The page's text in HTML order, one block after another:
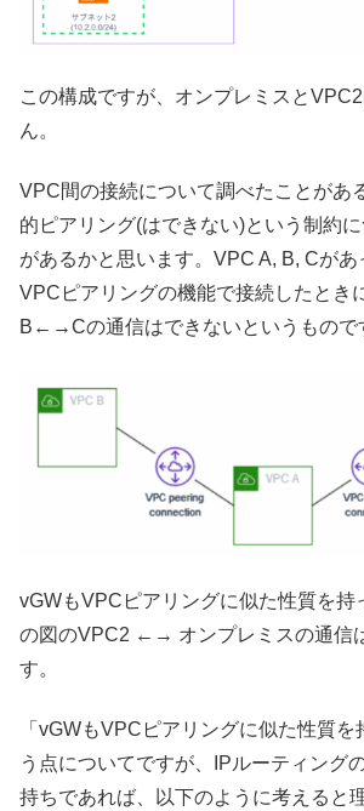
この構成ですが、オンプレミスと
ん。
VPC間の接続について調べたことがあ
的ピアリング(はできない)という制約
があるかと思います。VPC A, B, Cがあ
VPCピアリングの機能で接続したとき
B←→Cの通信はできないというもので
vGWもVPCピアリングに似た性質を持
の図のVPC2 ←→ オンプレミスの通信
す。
「vGWもVPCピアリングに似た性質
う点についてですが、IPルーティング
持ちであれば、以下のように考えると